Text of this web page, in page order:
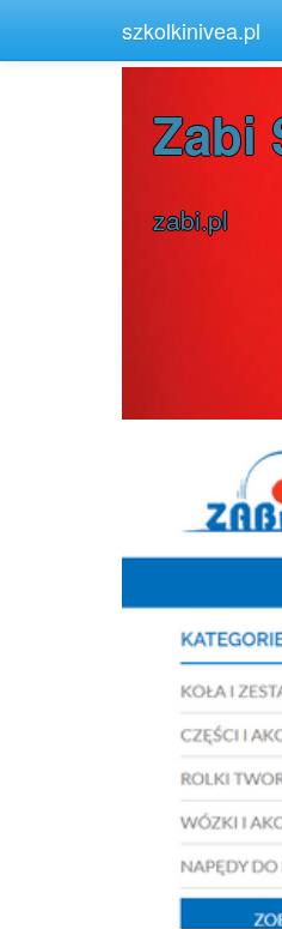
szkolkinivea.pl
Home Opolskie
Zabi
zabi.pl